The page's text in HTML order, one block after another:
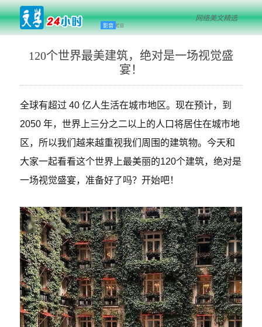
影音 栏目
网络美文精选
120个世界最美建筑，绝对是一场视觉盛
宴！
全球有超过 40 亿人生活在城市地区。现在预计，到
2050 年，世界上三分之二以上的人口将居住在城市地
区，所以我们越来越重视我们周围的建筑物。今天和
大家一起看看这个世界上最美丽的120个建筑，绝对是
一场视觉盛宴，准备好了吗？开始吧！